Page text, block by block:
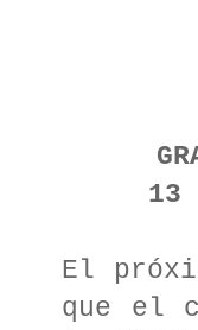
13
El
que el